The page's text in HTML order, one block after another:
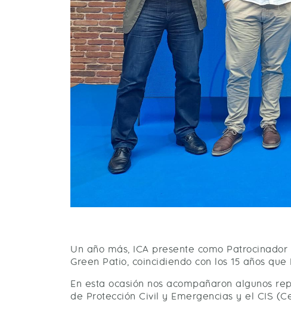
Un año más, ICA presente como
Green Patio, coincidiendo con los 15 años
En esta ocasión nos acompañaron algunos
de Protección Civil y Emergencias y el CIS